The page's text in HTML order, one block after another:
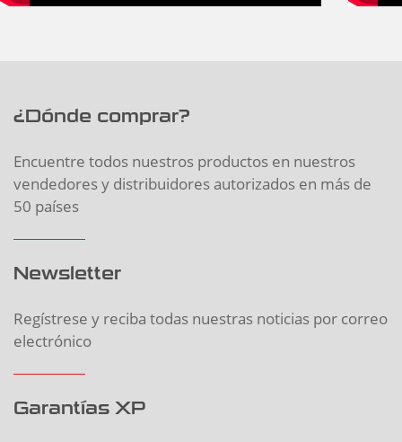
¿Dónde comprar?
Encuentre todos nuestros productos en nuestros
vendedores y distribuidores autorizados en más de
50 países
Newsletter
Regístrese y reciba todas nuestras noticias por correo
electrónico
Garantías XP